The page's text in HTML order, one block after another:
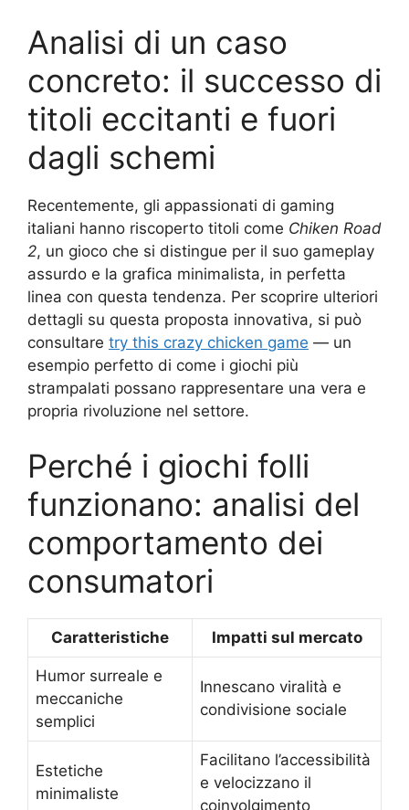
Analisi di un caso
concreto: il successo di
titoli eccitanti e fuori
dagli schemi
Recentemente, gli appassionati di gaming
italiani hanno riscoperto titoli come Chiken Road
2, un gioco che si distingue per il suo gameplay
assurdo e la grafica minimalista, in perfetta
linea con questa tendenza. Per scoprire ulteriori
dettagli su questa proposta innovativa, si può
consultare try this crazy chicken game — un
esempio perfetto di come i giochi più
strampalati possano rappresentare una vera e
propria rivoluzione nel settore.
Perché i giochi folli
funzionano: analisi del
comportamento dei
consumatori
Caratteristiche Impatti sul mercato
Humor surreale e
meccaniche
semplici
Innescano viralità e
condivisione sociale
Estetiche
minimaliste
Facilitano l’accessibilità
e velocizzano il
coinvolgimento